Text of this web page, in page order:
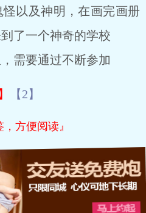
怪以及神明，在画完画册
了一个神奇的学校
需要通过不断参加
【2】
，方便阅读』